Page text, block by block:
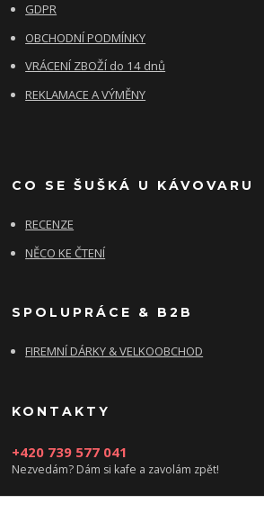
GDPR
OBCHODNÍ PODMÍNKY
VRÁCENÍ ZBOŽÍ do 14 dnů
REKLAMACE A VÝMĚNY
CO SE ŠUŠKÁ U KÁVOVARU
RECENZE
NĚCO KE ČTENÍ
SPOLUPRÁCE & B2B
FIREMNÍ DÁRKY & VELKOOBCHOD
KONTAKTY
+420 739 577 041
Nezvedám? Dám si kafe a zavolám zpět!
info@damsikafe.cz